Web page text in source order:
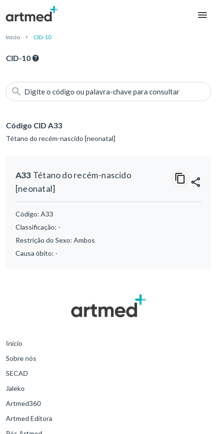
Início CID-10
CID-10
Digite o código ou palavra-chave para consultar
Código CID A33
Tétano do recém-nascido [neonatal]
A33 Tétano do recém-nascido
[neonatal]
Código: A33
Classificação: -
Restrição do Sexo: Ambos
Causa óbito: -
Início
Sobre nós
SECAD
Jaleko
Artmed360
Artmed Editora